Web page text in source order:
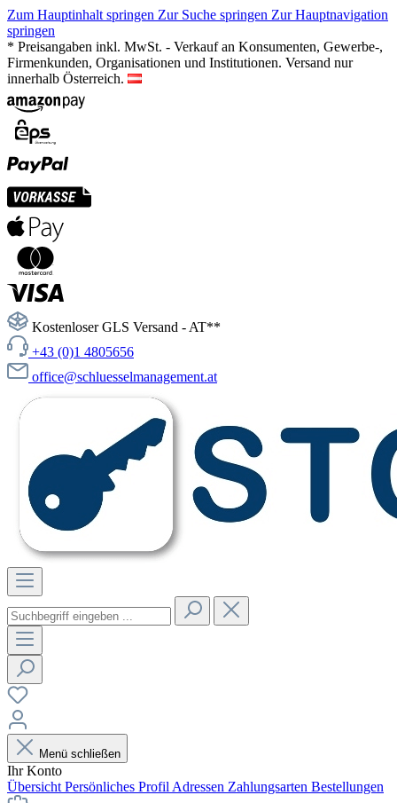
Zum Hauptinhalt springen Zur Suche springen Zur Hauptnavigation
springen
* Preisangaben inkl. MwSt. - Verkauf an Konsumenten, Gewerbe-,
Firmenkunden, Organisationen und Institutionen. Versand nur
innerhalb Österreich.
Kostenloser GLS Versand - AT**
+43 (0)1 4805656
office@schluesselmanagement.at
Menü schließen
Ihr Konto
Übersicht Persönliches Profil Adressen Zahlungsarten Bestellungen